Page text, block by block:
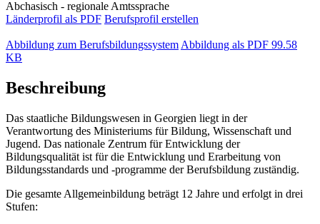
Abchasisch - regionale Amtssprache
Länderprofil als PDF Berufsprofil erstellen
Abbildung zum Berufsbildungssystem Abbildung als PDF 99.58
KB
Beschreibung
Das staatliche Bildungswesen in Georgien liegt in der
Verantwortung des Ministeriums für Bildung, Wissenschaft und
Jugend. Das nationale Zentrum für Entwicklung der
Bildungsqualität ist für die Entwicklung und Erarbeitung von
Bildungsstandards und -programme der Berufsbildung zuständig.
Die gesamte Allgemeinbildung beträgt 12 Jahre und erfolgt in drei
Stufen: